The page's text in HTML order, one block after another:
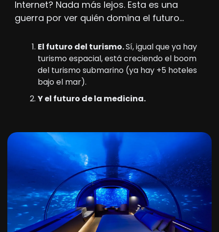
Internet? Nada más lejos. Esta es una
guerra por ver quién domina el futuro…
El futuro del turismo. Sí, igual que ya hay
turismo espacial, está creciendo el boom
del turismo submarino (ya hay +5 hoteles
bajo el mar).
Y el futuro de la medicina.